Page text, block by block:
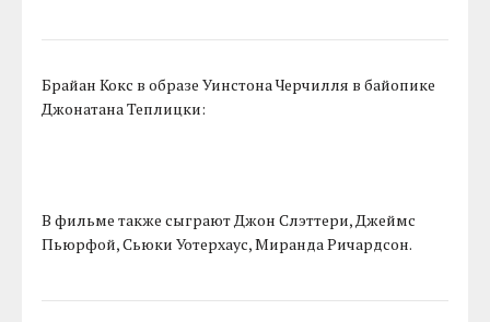
Брайан Кокс в образе Уинстона Черчилля в байопике
Джонатана Теплицки:
В фильме также сыграют Джон Слэттери, Джеймс
Пьюрфой, Сьюки Уотерхаус, Миранда Ричардсон.